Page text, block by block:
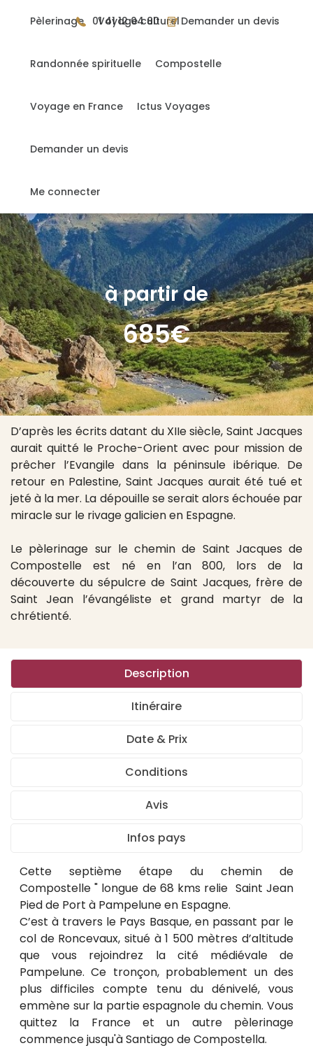
Pèlerinage Voyage culturel
Randonnée spirituelle Compostelle
Voyage en France Ictus Voyages
Demander un devis
Me connecter
01 41 12 04 80 Demander un devis
Jean / Pampelune
à partir de
685€
D’après les écrits datant du XIIe siècle, Saint Jacques
aurait quitté le Proche-Orient avec pour mission de
prêcher l’Evangile dans la péninsule ibérique. De
retour en Palestine, Saint Jacques aurait été tué et
jeté à la mer. La dépouille se serait alors échouée par
miracle sur le rivage galicien en Espagne.
Le pèlerinage sur le chemin de Saint Jacques de
Compostelle est né en l’an 800, lors de la
découverte du sépulcre de Saint Jacques, frère de
Saint Jean l’évangéliste et grand martyr de la
chrétienté.
Description
Itinéraire
Date & Prix
Conditions
Avis
Infos pays
Cette septième étape du chemin de
Compostelle " longue de 68 kms relie Saint Jean
Pied de Port à Pampelune en Espagne.
C’est à travers le Pays Basque, en passant par le
col de Roncevaux, situé à 1 500 mètres d’altitude
que vous rejoindrez la cité médiévale de
Pampelune. Ce tronçon, probablement un des
plus difficiles compte tenu du dénivelé, vous
emmène sur la partie espagnole du chemin. Vous
quittez la France et un autre pèlerinage
commence jusqu'à Santiago de Compostella.